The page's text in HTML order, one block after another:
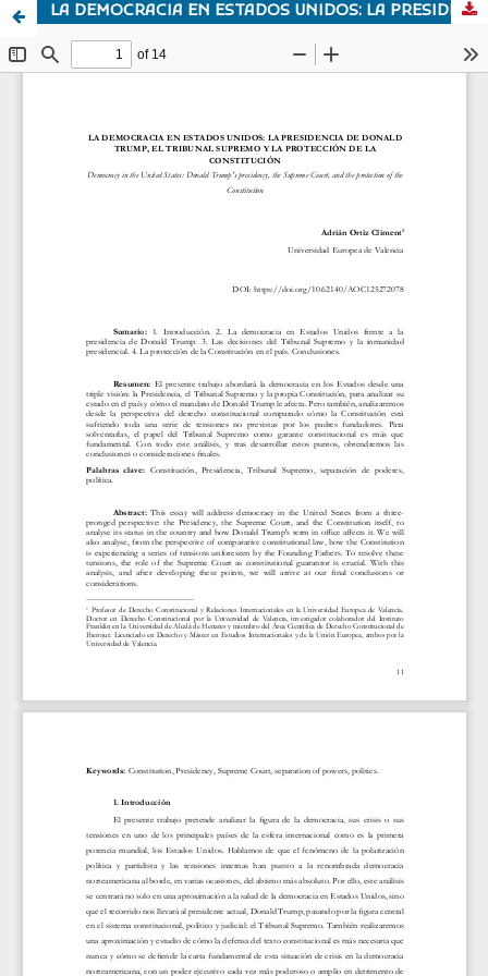
LA DEMOCRACIA EN ESTADOS UNIDOS: LA PRESIDENCIA DE DONALD TRUMP, EL TRIBUNAL SUPREMO Y LA PROTECCIÓN DE LA CONSTITUCIÓN